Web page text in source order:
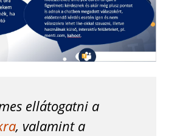
ellátogatni a
, valamint a